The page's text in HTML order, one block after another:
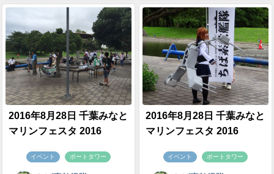
2016年8月28日 千葉みなと
マリンフェスタ 2016
イベント ポートタワー
2016年8月28日 千葉みなと
マリンフェスタ 2016
イベント ポートタワー